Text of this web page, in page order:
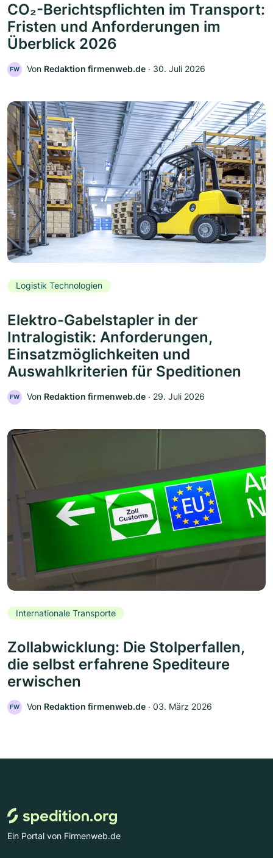
CO₂-Berichtspflichten im Transport:
Fristen und Anforderungen im
Überblick 2026
FW Von Redaktion firmenweb.de ‧ 30. Juli 2026
Logistik Technologien
Elektro-Gabelstapler in der
Intralogistik: Anforderungen,
Einsatzmöglichkeiten und
Auswahlkriterien für Speditionen
FW Von Redaktion firmenweb.de ‧ 29. Juli 2026
Internationale Transporte
Zollabwicklung: Die Stolperfallen,
die selbst erfahrene Spediteure
erwischen
FW Von Redaktion firmenweb.de ‧ 03. März 2026
Ein Portal von Firmenweb.de